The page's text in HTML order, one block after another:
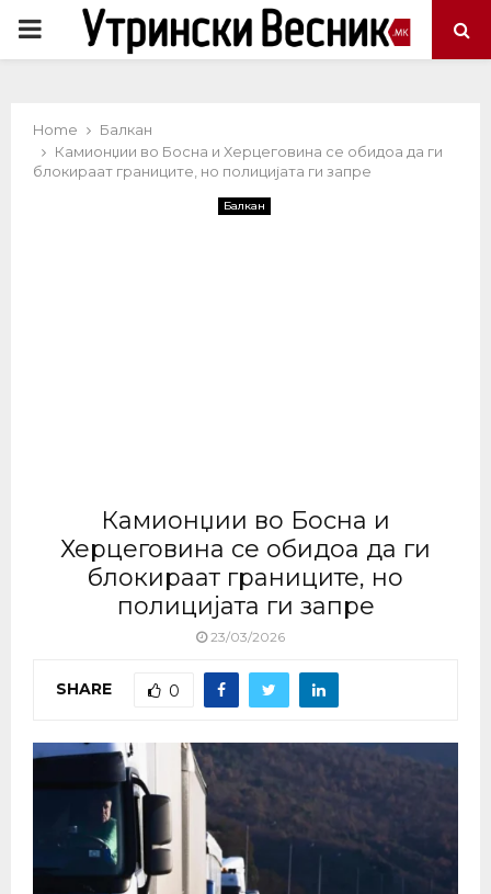
PRIMARY
Home
Балкан
Камионџии во Босна и Херцеговина се обидоа да ги
блокираат границите, но полицијата ги запре
Балкан
Камионџии во Босна и
Херцеговина се обидоа да ги
блокираат границите, но
полицијата ги запре
23/03/2026
SHARE 0